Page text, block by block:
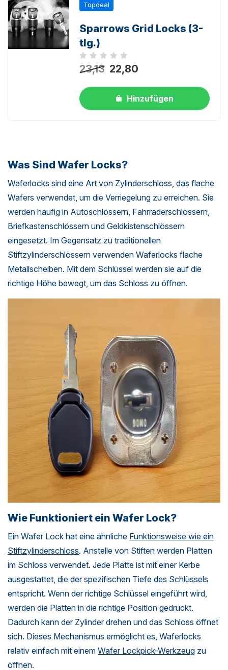
Topdeal
Sparrows Grid Locks (3-
tlg.)
Noch keine Bewertungen
23,13 22,80
Hinzufügen
Was Sind Wafer Locks?
Waferlocks sind eine Art von Zylinderschloss, das flache
Wafers verwendet, um die Verriegelung zu erreichen. Sie
werden häufig in Autoschlössern, Fahrräderschlössern,
Briefkastenschlössern und Geldkistenschlössern
eingesetzt. Im Gegensatz zu traditionellen
Stiftzylinderschlössern verwenden Waferlocks flache
Metallscheiben. Mit dem Schlüssel werden sie auf die
richtige Höhe bewegt, um das Schloss zu öffnen.
Wie Funktioniert ein Wafer Lock?
Ein Wafer Lock hat eine ähnliche Funktionsweise wie ein
Stiftzylinderschloss. Anstelle von Stiften werden Platten
im Schloss verwendet. Jede Platte ist mit einer Kerbe
ausgestattet, die der spezifischen Tiefe des Schlüssels
entspricht. Wenn der richtige Schlüssel eingeführt wird,
werden die Platten in die richtige Position gedrückt.
Dadurch kann der Zylinder drehen und das Schloss öffnet
sich. Dieses Mechanismus ermöglicht es, Waferlocks
relativ einfach mit einem Wafer Lockpick-Werkzeug zu
öffnen.